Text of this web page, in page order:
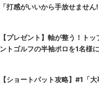
「打感がいいから手放せません!
【プレゼント】軸が整う！ト
ントゴルフの半袖ポロを1名様に
【ショートパット攻略】#1「